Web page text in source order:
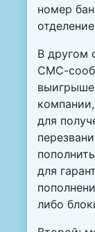
номер
В другом
СМС-
для
для
либо